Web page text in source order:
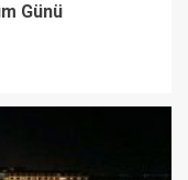
Günü